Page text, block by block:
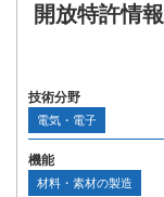
開放特許情報
技術分野
電気・電子
機能
材料・素材の製造